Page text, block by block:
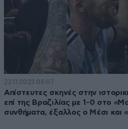
22·11·2023 08:07
Απίστευτες σκηνές στην
επί της Βραζιλίας με 1-0 στο
συνθήματα, έξαλλος ο Μέσι και